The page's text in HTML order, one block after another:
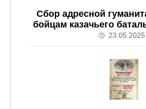
Сбор адресной
бойцам казачьего
23.05.2025